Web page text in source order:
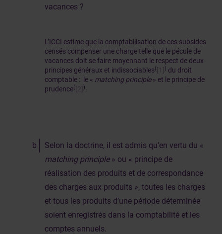
vacances ?
L’ICCI estime que la comptabilisation de ces subsides
censés compenser une charge telle que le pécule de
vacances doit se faire moyennant le respect de deux
principes généraux et indissociables( [1] ) du droit
comptable : le « matching principle» et le principe de
prudence( [2] )
Selon la doctrine, il est admis qu’en vertu du «
matching principle» ou « principe de
réalisation des produits et de correspondance
des charges aux produits », toutes les charges
et tous les produits d’une période déterminée
soient enregistrés dans la comptabilité et les
comptes annuels.